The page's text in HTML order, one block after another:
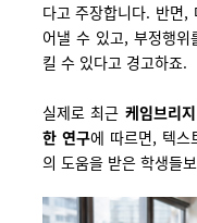
다고 주장합니다. 반면,
어낼 수 있고, 부정행
킬 수 있다고 경고하죠.
실제로 최근 케임브리지
한 연구에 따르면, 텍스
의 도움을 받은 학생들